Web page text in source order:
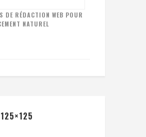
DE RÉDACTION WEB POUR
NATUREL